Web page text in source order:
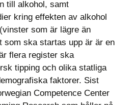
till alkohol, samt
kring effekten av alkohol
som är lägre än
som ska startas upp är är en
flera register ska
tipping och olika statliga
faktorer. Sist
Competence Center